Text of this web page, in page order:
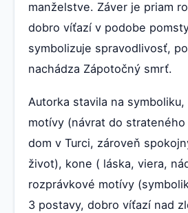
manželstve. Záver je priam
dobro víťazí v podobe
symbolizuje spravodlivosť,
nachádza Zápotočný smrť.
Autorka stavila na
motívy (návrat do
dom v Turci, zároveň
život), kone ( láska, viera,
rozprávkové motívy
3 postavy, dobro víťazí nad